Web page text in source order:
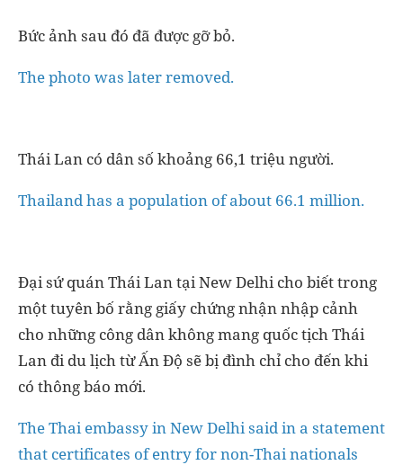
Bức ảnh sau đó đã được gỡ bỏ.
The photo was later removed.
Thái Lan có dân số khoảng 66,1 triệu người.
Thailand has a population of about 66.1 million.
Đại sứ quán Thái Lan tại New Delhi cho biết trong
một tuyên bố rằng giấy chứng nhận nhập cảnh
cho những công dân không mang quốc tịch Thái
Lan đi du lịch từ Ấn Độ sẽ bị đình chỉ cho đến khi
có thông báo mới.
The Thai embassy in New Delhi said in a statement
that certificates of entry for non-Thai nationals